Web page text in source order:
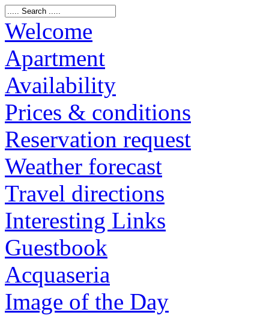
Welcome
Apartment
Availability
Prices & conditions
Reservation request
Weather forecast
Travel directions
Interesting Links
Guestbook
Acquaseria
Image of the Day